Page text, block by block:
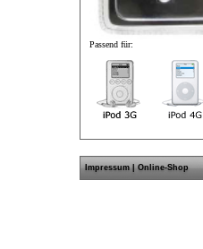
Passend für:
Impressum|Online-Shop